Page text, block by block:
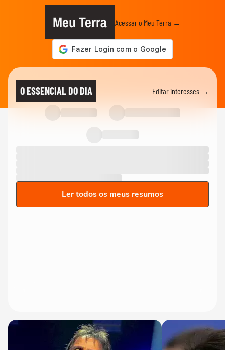
Meu Terra Acessar o Meu Terra →
O ESSENCIAL DO DIA Editar interesses →
Ler todos os meus resumos